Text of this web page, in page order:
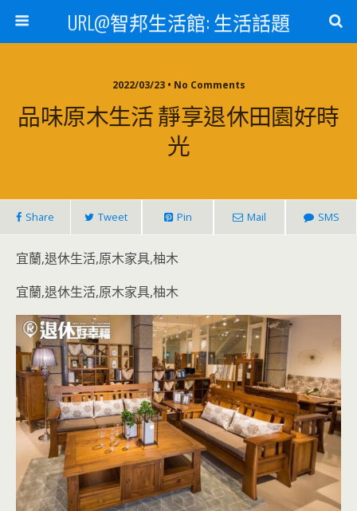
URL@智邦生活館: 生活話題
2022/03/23 • No Comments
品味原木生活 靜享退休田園好時
光
Share Tweet Pin Mail SMS
宜蘭,退休生活,原木家具,柚木
宜蘭,退休生活,原木家具,柚木